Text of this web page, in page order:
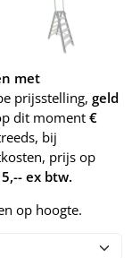
met
prijsstelling,geld
dit moment€
bij
prijs op
ex btw.
op hoogte.